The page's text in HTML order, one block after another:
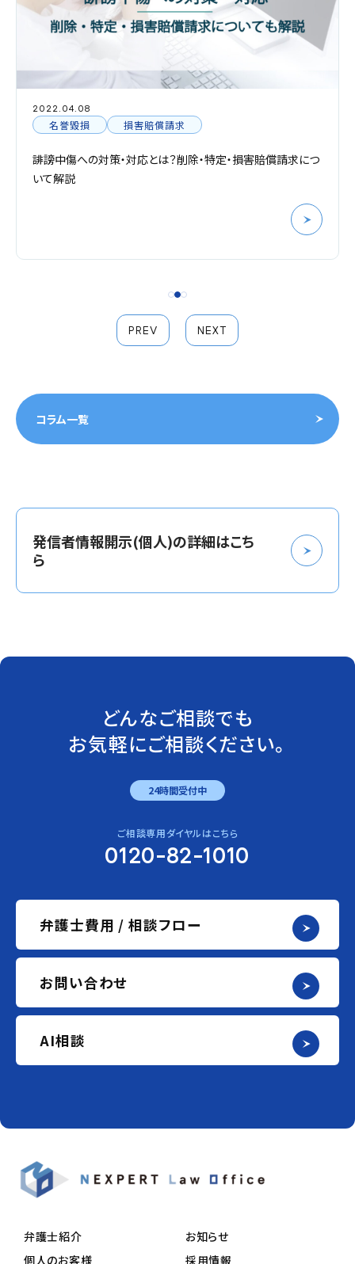
2022.04.08
名誉毀損
損害賠償請求
誹謗中傷への対策・対応とは？削除・特定・損害賠償請求につ
いて解説
PREV NEXT
コラム一覧
発信者情報開示(個人)の詳細はこち
ら
どんなご相談でも
お気軽にご相談ください。
24時間受付中
ご相談専用ダイヤルはこちら
0120-82-1010
弁護士費用 / 相談フロー
お問い合わせ
AI相談
弁護士紹介
個人のお客様
お知らせ
採用情報